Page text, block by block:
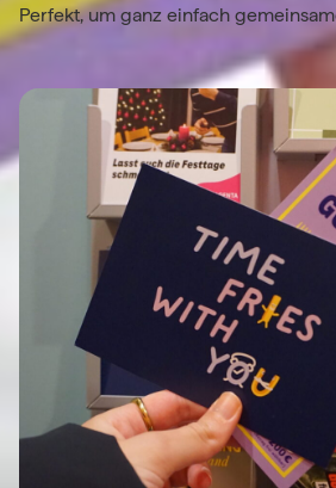
Perfekt, um ganz einfach